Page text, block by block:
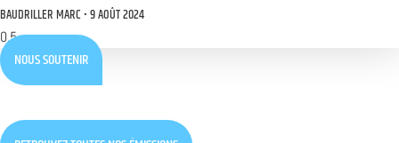
BAUDRILLER MARC 9 AOÛT 2024
NOUS SOUTENIR